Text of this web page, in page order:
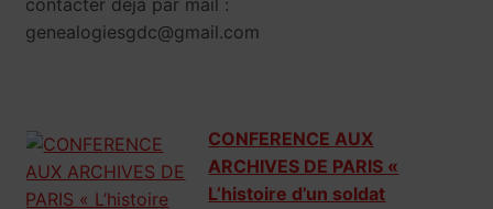
contacter déjà par mail :
genealogiesgdc@gmail.com
CONFERENCE AUX
ARCHIVES DE PARIS «
L’histoire d’un soldat